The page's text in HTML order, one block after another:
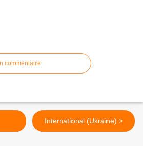
commentaire
International (Ukraine) >